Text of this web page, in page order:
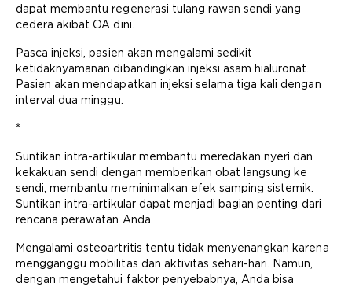
dapat membantu regenerasi tulang rawan sendi yang
cedera akibat OA dini.
Pasca injeksi, pasien akan mengalami sedikit
ketidaknyamanan dibandingkan injeksi asam hialuronat.
Pasien akan mendapatkan injeksi selama tiga kali dengan
interval dua minggu.
*
Suntikan intra-artikular membantu meredakan nyeri dan
kekakuan sendi dengan memberikan obat langsung ke
sendi, membantu meminimalkan efek samping sistemik.
Suntikan intra-artikular dapat menjadi bagian penting dari
rencana perawatan Anda.
Mengalami osteoartritis tentu tidak menyenangkan karena
mengganggu mobilitas dan aktivitas sehari-hari. Namun,
dengan mengetahui faktor penyebabnya, Anda bisa